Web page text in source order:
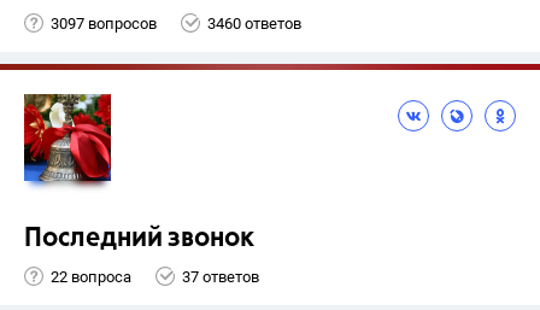
3097 вопросов 3460 ответов
Последний звонок
22 вопроса 37 ответов